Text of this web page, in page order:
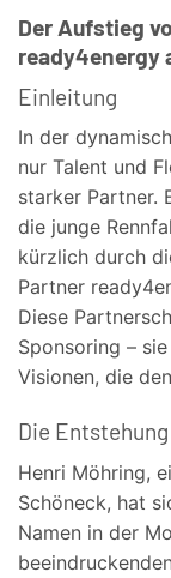
Der Aufstieg
ready4energy
Einleitung
In der
nur Talent und
starker Partner.
die junge
kürzlich durch
Partner
Diese
Sponsoring –
Visionen, die
Die
Henri Möhring,
Schöneck, hat
Namen in der